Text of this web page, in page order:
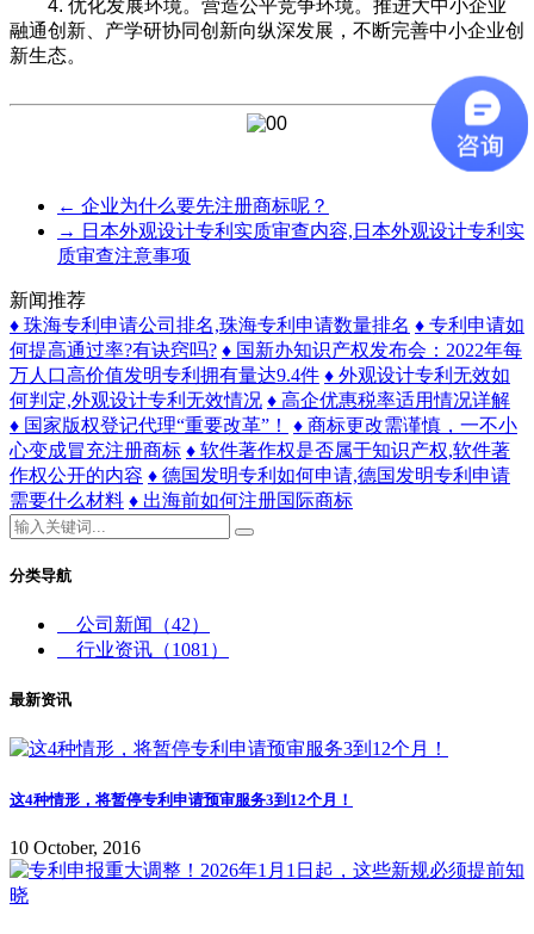
4. 优化发展环境。营造公平竞争环境。推进大中小企业
融通创新、产学研协同创新向纵深发展，不断完善中小企业创
新生态。
← 企业为什么要先注册商标呢？
→ 日本外观设计专利实质审查内容,日本外观设计专利实
质审查注意事项
新闻推荐
♦ 珠海专利申请公司排名,珠海专利申请数量排名 ♦ 专利申请如
何提高通过率?有诀窍吗? ♦ 国新办知识产权发布会：2022年每
万人口高价值发明专利拥有量达9.4件 ♦ 外观设计专利无效如
何判定,外观设计专利无效情况 ♦ 高企优惠税率适用情况详解
♦ 国家版权登记代理“重要改革”！
♦ 商标更改需谨慎，一不小
心变成冒充注册商标 ♦ 软件著作权是否属于知识产权,软件著
作权公开的内容 ♦ 德国发明专利如何申请,德国发明专利申请
需要什么材料 ♦ 出海前如何注册国际商标
分类导航
公司新闻
（42）
行业资讯 （1081）
最新资讯
这4种情形，将暂停专利申请预审服务3到12个月！
10 October, 2016